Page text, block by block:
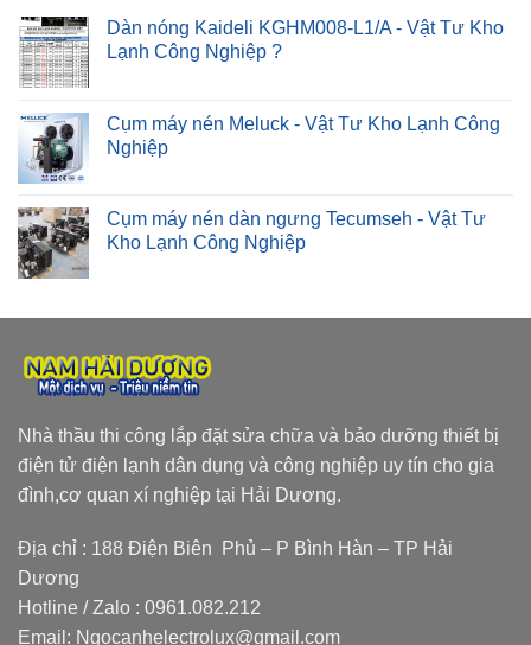
Dàn nóng Kaideli KGHM008-L1/A - Vật Tư Kho
Lạnh Công Nghiệp ?
Cụm máy nén Meluck - Vật Tư Kho Lạnh Công
Nghiệp
Cụm máy nén dàn ngưng Tecumseh - Vật Tư
Kho Lạnh Công Nghiệp
Nhà thầu thi công lắp đặt sửa chữa và bảo dưỡng thiết bị
điện tử điện lạnh dân dụng và công nghiệp uy tín cho gia
đình,cơ quan xí nghiệp tại Hải Dương.
Địa chỉ : 188 Điện Biên Phủ – P Bình Hàn – TP Hải
Dương
Hotline / Zalo : 0961.082.212
Email: Ngocanhelectrolux@gmail.com